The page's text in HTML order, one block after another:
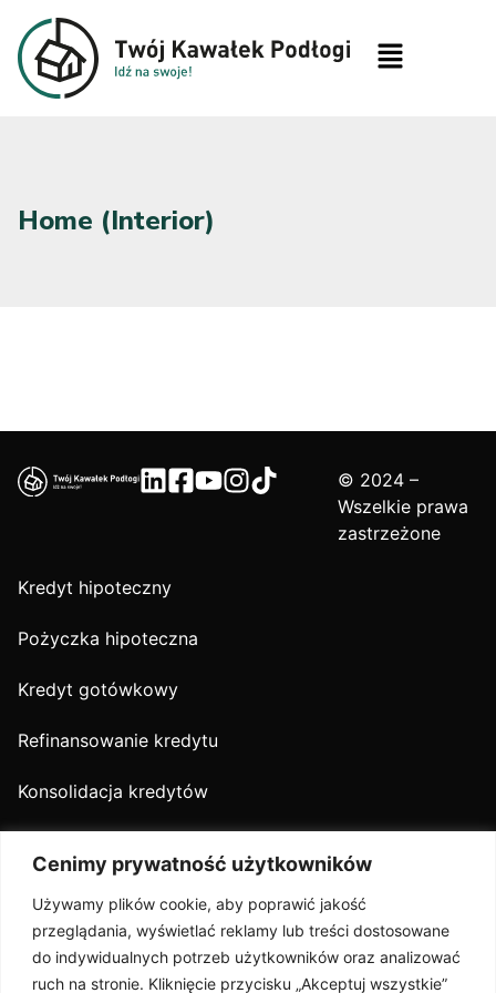
Cenimy prywatność użytkowników
Używamy plików cookie, aby poprawić jakość
przeglądania, wyświetlać reklamy lub treści dostosowane
do indywidualnych potrzeb użytkowników oraz analizować
ruch na stronie. Kliknięcie przycisku „Akceptuj wszystkie”
Home (Interior)
© 2024 –
Wszelkie prawa
zastrzeżone
Kredyt hipoteczny
Pożyczka hipoteczna
Kredyt gotówkowy
Refinansowanie kredytu
Konsolidacja kredytów
O nas
Oferta